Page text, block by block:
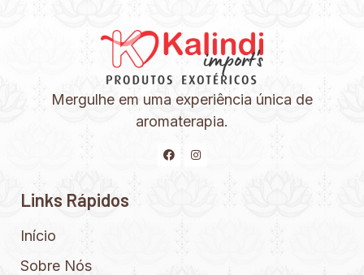
Mergulhe em uma experiência única de
aromaterapia.
Links Rápidos
Início
Sobre Nós